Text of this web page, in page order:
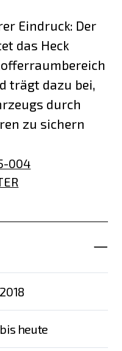
Eindruck: Der
das Heck
trägt dazu bei,
durch
zu sichern
004
2018
bis heute